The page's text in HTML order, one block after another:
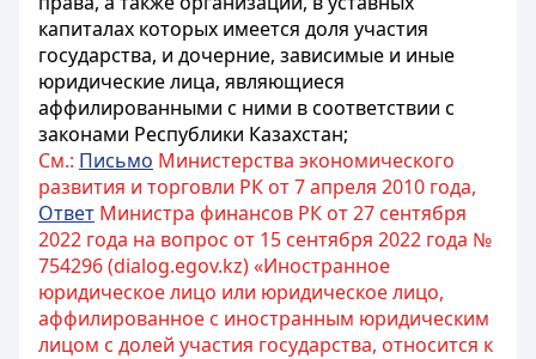
капиталах которых имеется доля участия
государства, и дочерние, зависимые и иные
юридические лица, являющиеся
аффилированными с ними в соответствии с
законами Республики Казахстан;
См.: Письмо Министерства экономического
развития и торговли РК от 7 апреля 2010 года,
Ответ Министра финансов РК от 27 сентября
2022 года на вопрос от 15 сентября 2022 года №
754296 (dialog.egov.kz) «Иностранное
юридическое лицо или юридическое лицо,
аффилированное с иностранным юридическим
лицом с долей участия государства, относится к